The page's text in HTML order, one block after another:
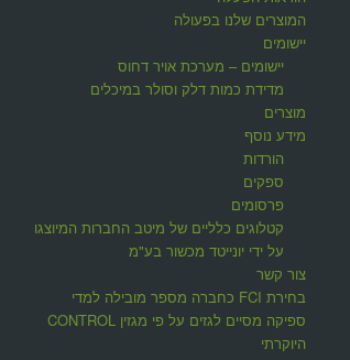
המוצרים שלנו בפעולה
יישומים
יישומים – מערכת אויר דחוס
מדידת כמות דלק וסולר במיכלים
מוצרים
מידע נוסף
הורדות
ספקים
פרסומים
קטלוגים כלליים של מיטב החברות המיוצגות
על ידי יונייטד מכשור בע"מ
צור קשר
בחירת FCI כחברה מספר מובילה למדי
ספיקה מסיים לגזים על פי מגזין CONTROL
היוקרתי